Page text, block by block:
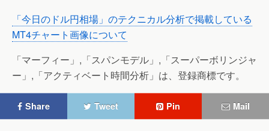
「今日のドル円相場」のテクニカル分析で掲載している
MT4チャート画像について
「マーフィー」,「スパンモデル」,「スーパーボリンジャ
ー」,「アクティベート時間分析」は、登録商標です。
Share Tweet Pin Mail